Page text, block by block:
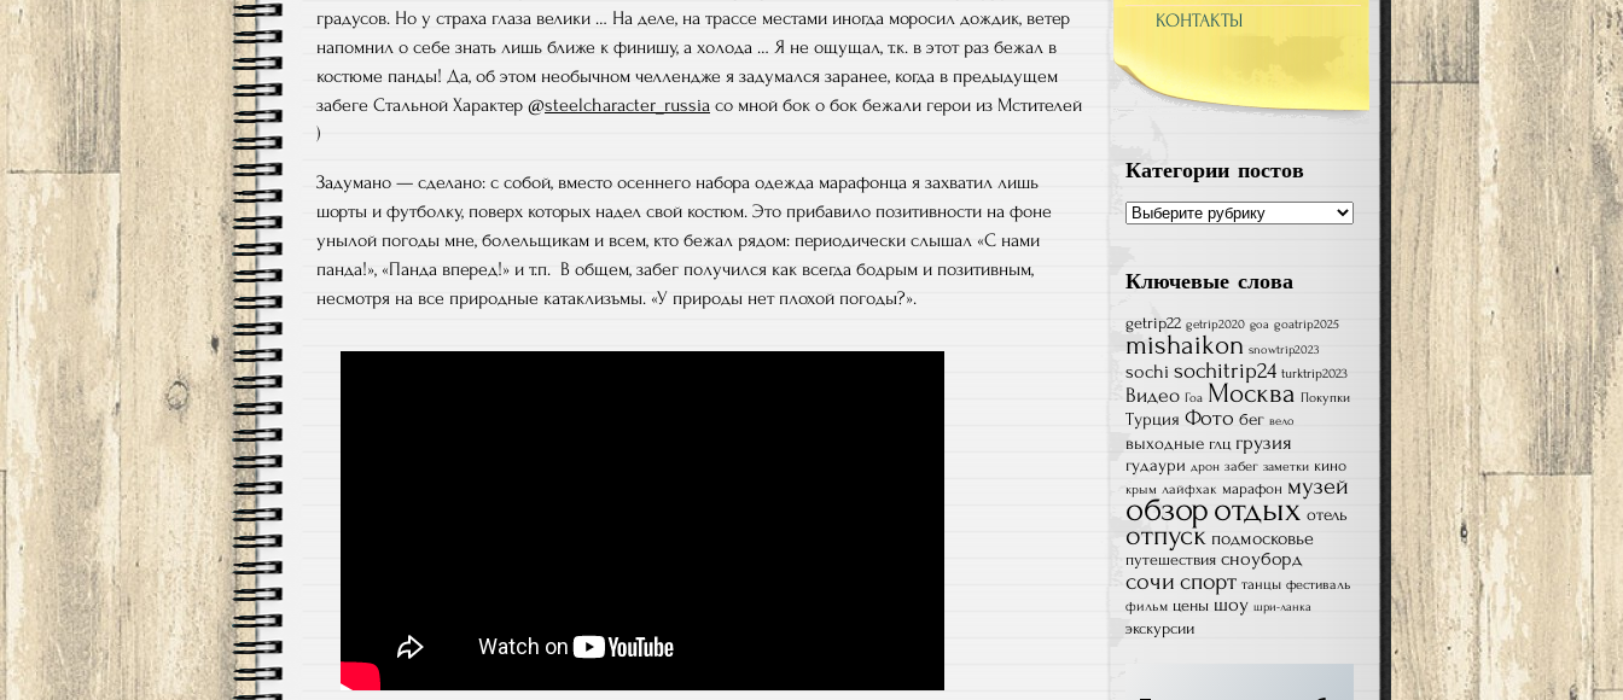
градусов. Но у страха глаза велики … На деле, на трассе местами иногда моросил дождик, ветер
напомнил о себе знать лишь ближе к финишу, а холода … Я не ощущал, т.к. в этот раз бежал в
костюме панды! Да, об этом необычном челлендже я задумался заранее, когда в предыдущем
забеге Стальной Характер @steelcharacter_russia со мной бок о бок бежали герои из Мстителей
)
Задумано — сделано: с собой, вместо осеннего набора одежда марафонца я захватил лишь
шорты и футболку, поверх которых надел свой костюм. Это прибавило позитивности на фоне
унылой погоды мне, болельщикам и всем, кто бежал рядом: периодически слышал «С нами
панда!», «Панда вперед!» и т.п. В общем, забег получился как всегда бодрым и позитивным,
несмотря на все природные катаклизъмы. «У природы нет плохой погоды?».
КОНТАКТЫ
Категории постов
Категории
постов
Ключевые слова
getrip22 getrip2020 goa goatrip2025
mishaikon snowtrip2023
sochi sochitrip24 turktrip2023
Видео Гоа Москва Покупки
Турция Фото бег вело
выходные глц грузия
гудаури дрон забег заметки кино
крым лайфхак марафон музей
обзоротдых отель
отпуск подмосковье
путешествия сноуборд
сочи спорт танцы фестиваль
фильм цены шоу шри-ланка
экскурсии